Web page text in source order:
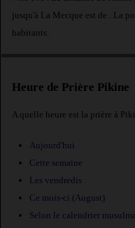
jusqu'à La Mecque est de . La
habitants.
Heure de Prière Pikine
A quelle heure est la prière à
Aujourd'hui
Cette semaine
Les vendredis
Ce mois-ci (August)
Selon le calendrier